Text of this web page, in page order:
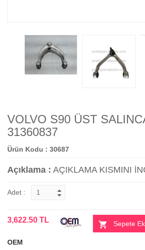
VOLVO S90 ÜST
31360837
Ürün Kodu : 30687
Açıklama : AÇIKLAMA KISMINI
Adet :
3,622.50 TL Sepete
OEM